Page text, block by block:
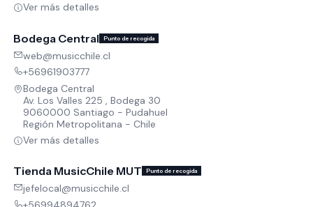
Ver más detalles
Bodega Central Punto de recogida
web@musicchile.cl
+56961903777
Bodega Central
Av. Los Valles 225 , Bodega 30
9060000 Santiago - Pudahuel
Región Metropolitana - Chile
Ver más detalles
Tienda MusicChile MUT Punto de recogida
jefelocal@musicchile.cl